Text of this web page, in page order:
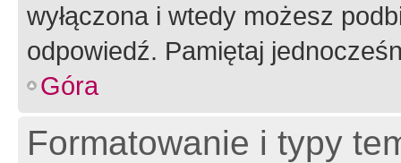
wyłączona i wtedy możesz
odpowiedź. Pamiętaj
Góra
Formatowanie i typy